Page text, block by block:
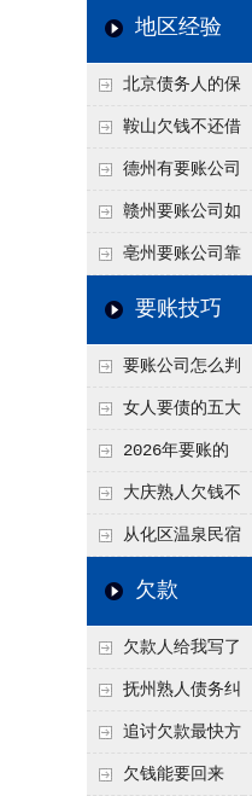
司发展趋势引发行业
服务机构持续提升合
力企业化解应收账款
难题
地区经验
北京债务人的保
证人能不能找？担保
人的连带责任怎么追
鞍山欠钱不还借
口太多？2026年这3
句反问话术，直接把
他后路堵死
德州有要账公司
吗？如何合法讨债才
不沾风险？
赣州要账公司如
何有效讨债？合法追
债四步秘籍
亳州要账公司靠
谱吗？合法讨债四步
要账技巧
要账公司怎么判
断这个案子能不能
接？接案评估的标准
女人要债的五大
绝招,轻松搞定
2026年要账的
七个小方法
大庆熟人欠钱不
还躲猫猫？2026年这
个“诉前调解”成功率
从化区温泉民宿
老板借钱不还？2026
施压，立马主动结清
欠款
欠款人给我写了
还款计划书有用吗？
书面承诺的法律效力
抚州熟人债务纠
纷咋办？这一招好开
口
追讨欠款最快方
法是什么？
欠钱能要回来